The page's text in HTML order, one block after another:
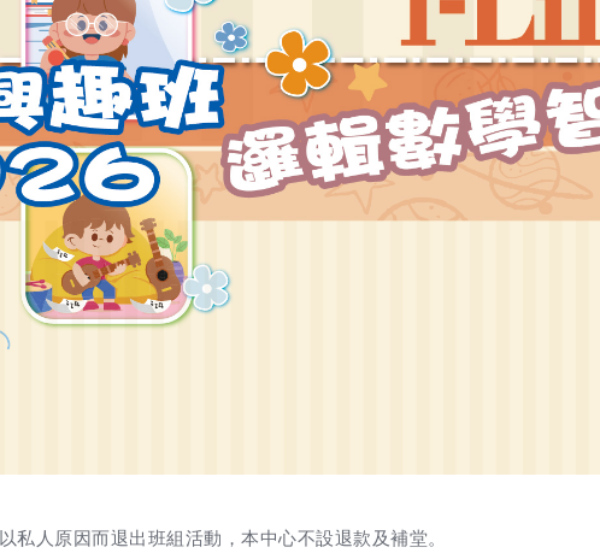
私人原因而退出班組活動，本中心不設退款及補堂。